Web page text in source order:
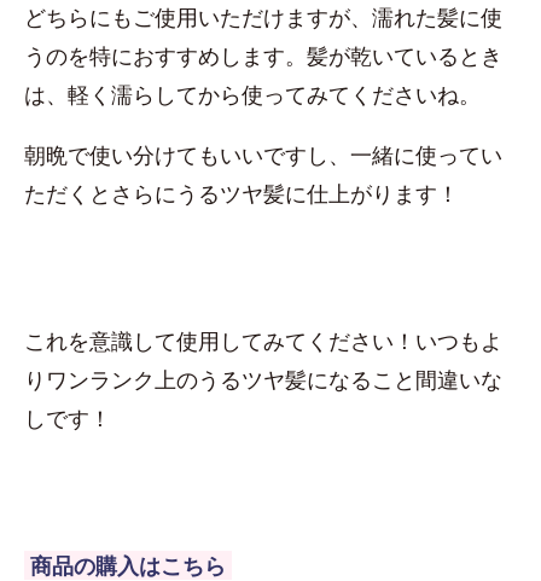
どちらにもご使用いただけますが、濡れた髪に使
うのを特におすすめします。髪が乾いているとき
は、軽く濡らしてから使ってみてくださいね。
朝晩で使い分けてもいいですし、一緒に使ってい
ただくとさらにうるツヤ髪に仕上がります！
これを意識して使用してみてください！いつもよ
りワンランク上のうるツヤ髪になること間違いな
しです！
商品の購入はこちら